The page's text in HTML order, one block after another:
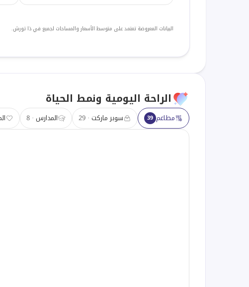
البيانات المعروضة تعتمد على متوسط الأسعار والمساحات لجميع في ذا تورش.
الراحة اليومية ونمط الحياة
مطاعم 39 سوبر ماركت 29 المدارس 8